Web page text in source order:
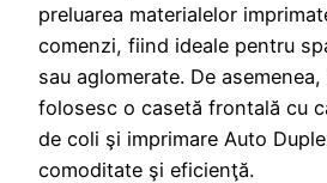
preluarea materialelor
comenzi, fiind ideale pentru
sau aglomerate. De
folosesc o casetă frontală cu
de coli şi imprimare Auto
comoditate şi eficienţă.